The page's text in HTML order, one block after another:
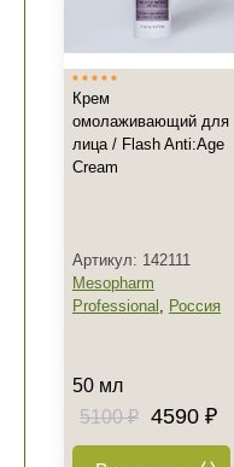
Крем
омолаживающий для
лица / Flash Anti:Age
Cream
Артикул: 142111
Mesopharm
Professional , Россия
50 мл
5100 ₽ 4590 ₽